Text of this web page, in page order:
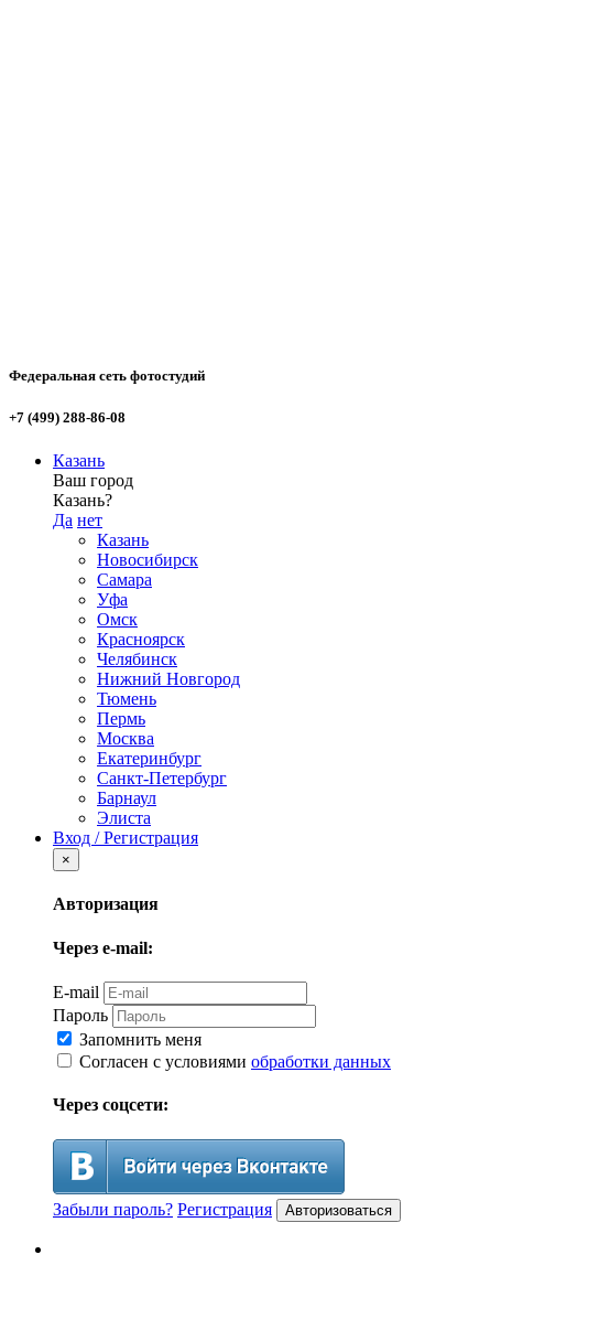
Федеральная сеть фотостудий
+7 (499) 288-86-08
Казань
Ваш город
Казань?
Да нет
Казань
Новосибирск
Самара
Уфа
Омск
Красноярск
Челябинск
Нижний Новгород
Тюмень
Пермь
Москва
Екатеринбург
Санкт-Петербург
Барнаул
Элиста
Вход / Регистрация
×
Авторизация
Через e-mail:
E-mail
Пароль
Запомнить меня
Согласен с условиями обработки данных
Через соцсети:
Забыли пароль? Регистрация Авторизоваться